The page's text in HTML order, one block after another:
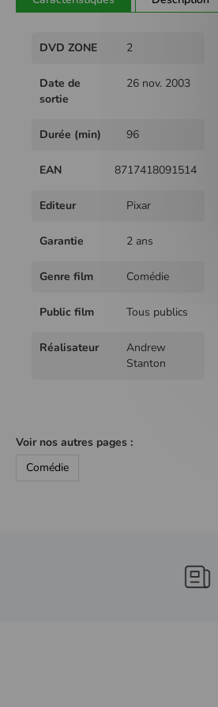
d'infos
DVD ZONE 2
Date de
sortie
26 nov. 2003
Durée (min) 96
EAN 8717418091514
Editeur Pixar
Garantie 2 ans
Genre film Comédie
Public film Tous publics
Réalisateur
Andrew
Stanton
Voir nos autres pages :
Comédie